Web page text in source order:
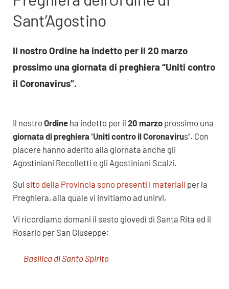
Sant’Agostino
Il nostro Ordine ha indetto per il 20 marzo
prossimo una giornata di preghiera “Uniti contro
il Coronavirus”.
Il nostro Ordineha indetto per il 20 marzoprossimo una
giornata di preghiera “Uniti contro il Coronavirus”. Con
piacere hanno aderito alla giornata anche gli
Agostiniani Recolletti e gli Agostiniani Scalzi.
Sul sito della Provincia sono presenti i materiali per la
Preghiera, alla quale vi invitiamo ad unirvi.
Vi ricordiamo domani il sesto giovedì di Santa Rita ed il
Rosario per San Giuseppe:
Basilica di Santo Spirito